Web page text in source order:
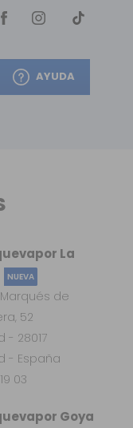
AYUDA
Goya
La
NUEVA
de
52
- 28017
- España
03